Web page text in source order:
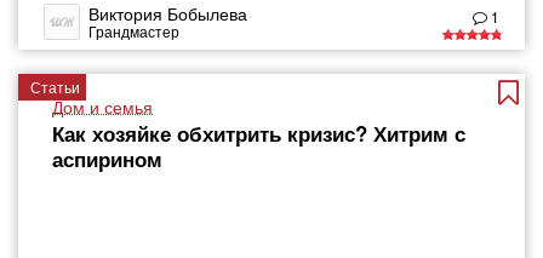
Виктория Бобылева
Грандмастер
1
Статьи
Дом и семья
Как хозяйке обхитрить кризис? Хитрим с
аспирином